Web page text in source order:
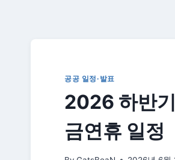
공공 일정·발표
2026 하반
금연휴 일정